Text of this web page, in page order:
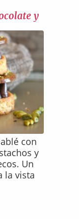
y
con
y
Un
la vista